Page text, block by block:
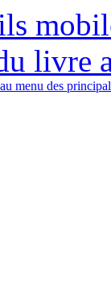
livre
menu des